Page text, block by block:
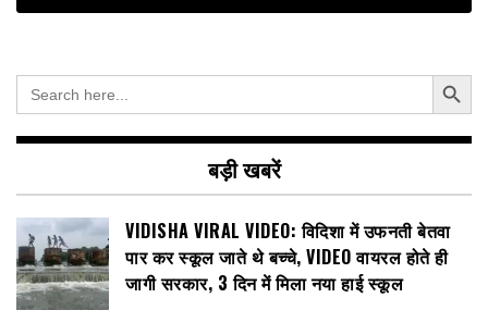
Search
for:
Search Button
बड़ी खबरें
VIDISHA VIRAL VIDEO: विदिशा में उफनती बेतवा
पार कर स्कूल जाते थे बच्चे, VIDEO वायरल होते ही
जागी सरकार, 3 दिन में मिला नया हाई स्कूल